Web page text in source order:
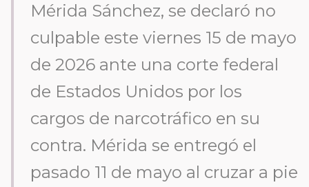
Mérida Sánchez, se declaró no
culpable este viernes 15 de mayo
de 2026 ante una corte federal
de Estados Unidos por los
cargos de narcotráfico en su
contra. Mérida se entregó el
pasado 11 de mayo al cruzar a pie